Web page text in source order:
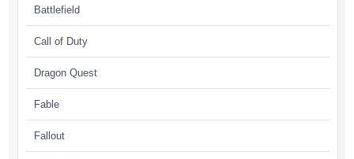
Battlefield
Call of Duty
Dragon Quest
Fable
Fallout